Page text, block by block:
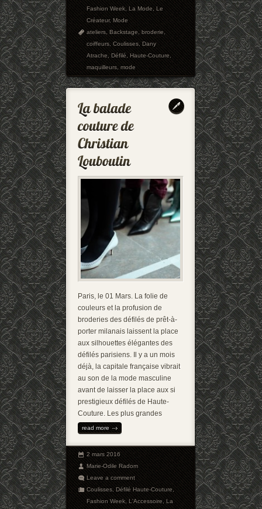
Fashion Week,La Mode,Le
Créateur,Mode
ateliers,Backstage,broderie,
coiffeurs,Coulisses,Dany
Atrache,Défilé,Haute-Couture,
maquilleurs,mode
Paris, le 01 Mars. La folie de
couleurs et la profusion de
broderies des défilés de prêt-à-
porter milanais laissent la place
aux silhouettes élégantes des
défilés parisiens. Il y a un mois
déjà, la capitale française vibrait
au son de la mode masculine
avant de laisser la place aux si
prestigieux défilés de Haute-
Couture. Les plus grandes
read more
2 mars 2016
Marie-Odile Radom
Leave a comment
Coulisses,Défilé Haute-Couture,
Fashion Week,L'Accessoire,La